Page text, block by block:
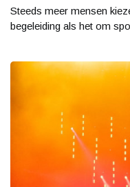
Steeds meer mensen
begeleiding als het om